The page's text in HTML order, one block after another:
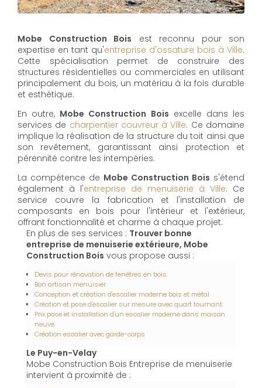
Mobe Construction Bois est reconnu pour son
expertise en tant qu'entreprise d'ossature bois à Ville.
Cette spécialisation permet de construire des
structures résidentielles ou commerciales en utilisant
principalement du bois, un matériau à la fois durable
et esthétique.
En outre, Mobe Construction Bois excelle dans les
services de charpentier couvreur à Ville. Ce domaine
implique la réalisation de la structure du toit ainsi que
son revêtement, garantissant ainsi protection et
pérennité contre les intempéries.
La compétence de Mobe Construction Bois s'étend
également à l'entreprise de menuiserie à Ville. Ce
service couvre la fabrication et l'installation de
composants en bois pour l'intérieur et l'extérieur,
offrant fonctionnalité et charme à chaque projet.
En plus de ses services : Trouver bonne
entreprise de menuiserie extérieure, Mobe
Construction Bois vous propose aussi :
Devis pour rénovation de fenêtres en bois
Bon artisan menuisier
Conception et création d'escalier moderne bois et métal
Création et pose d'escalier sur mesure avec quart tournant
Prix pose et installation d'un escalier moderne dans maison
neuve
Création escalier avec garde-corps
Le Puy-en-Velay
Mobe Construction Bois Entreprise de menuiserie
intervient à proximité de :